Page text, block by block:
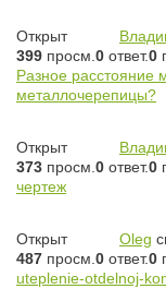
Открыт
399 просм.0 ответ.0
Разное расстояние
металлочерепицы?
Открыт
373 просм.0 ответ.0
чертеж
Открыт Oleg
487 просм.0 ответ.0
uteplenie-otdelnoj-